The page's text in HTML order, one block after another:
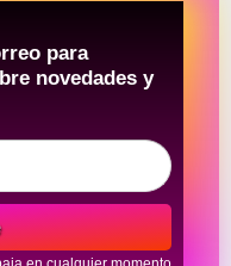
para
novedades y